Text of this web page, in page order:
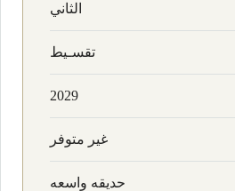
الثاني
تقسـيط
2029
غير متوفر
حديقه واسعه